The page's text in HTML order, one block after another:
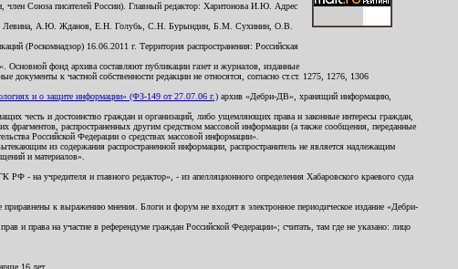
член Союза писателей России). Главный редактор: Харитонова И.Ю. Адрес
Левина, А.Ю. Жданов, Е.Н. Голубь, С.Н. Бурындин, Б.М. Сухинин, О.В.
(Роскомнадзор) 16.06.2011 г. Территория распространения: Российская
Основной фонд архива составляют публикации газет и журналов, изданные
к частной собственности редакции не относятся, согласно ст.ст. 1275, 1276, 1306
и о защите информации» (ФЗ-149 от 27.07.06 г.) архив «Дебри-ДВ», хранящий информацию,
честь и достоинство граждан и организаций, либо ущемляющих права и законные интересы граждан,
распространенных другим средством массовой информации (а также сообщения, переданные
Российской Федерации о средствах массовой информации».
из содержания распространенной информации, распространитель не является надлежащим
и материалов».
- на учредителя и главного редактор», - из апелляционного определения Хабаровского краевого суда
приравнены к выражению мнения. Блоги и форум не входят в электронное периодическое издание «Дебри-
и права на участие в референдуме граждан Российской Федерации»; считать, там где не указано: лицо
16 лет.